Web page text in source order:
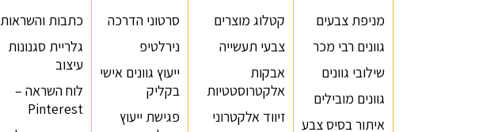
מניפת צבעים
גוונים רבי מכר
שילובי גוונים
גוונים מובילים
איתור בסיס צבע
קטלוג מוצרים
צבעי תעשייה
אבקות
אלקטרוסטטיות
זיווד אלקטרוני
סרטוני הדרכה
נירלטיפ
ייעוץ גוונים אישי
בקליק
פגישת ייעוץ
כתבות והשראות
גלריית סגנונות
עיצוב
לוח השראה –
Pinterest